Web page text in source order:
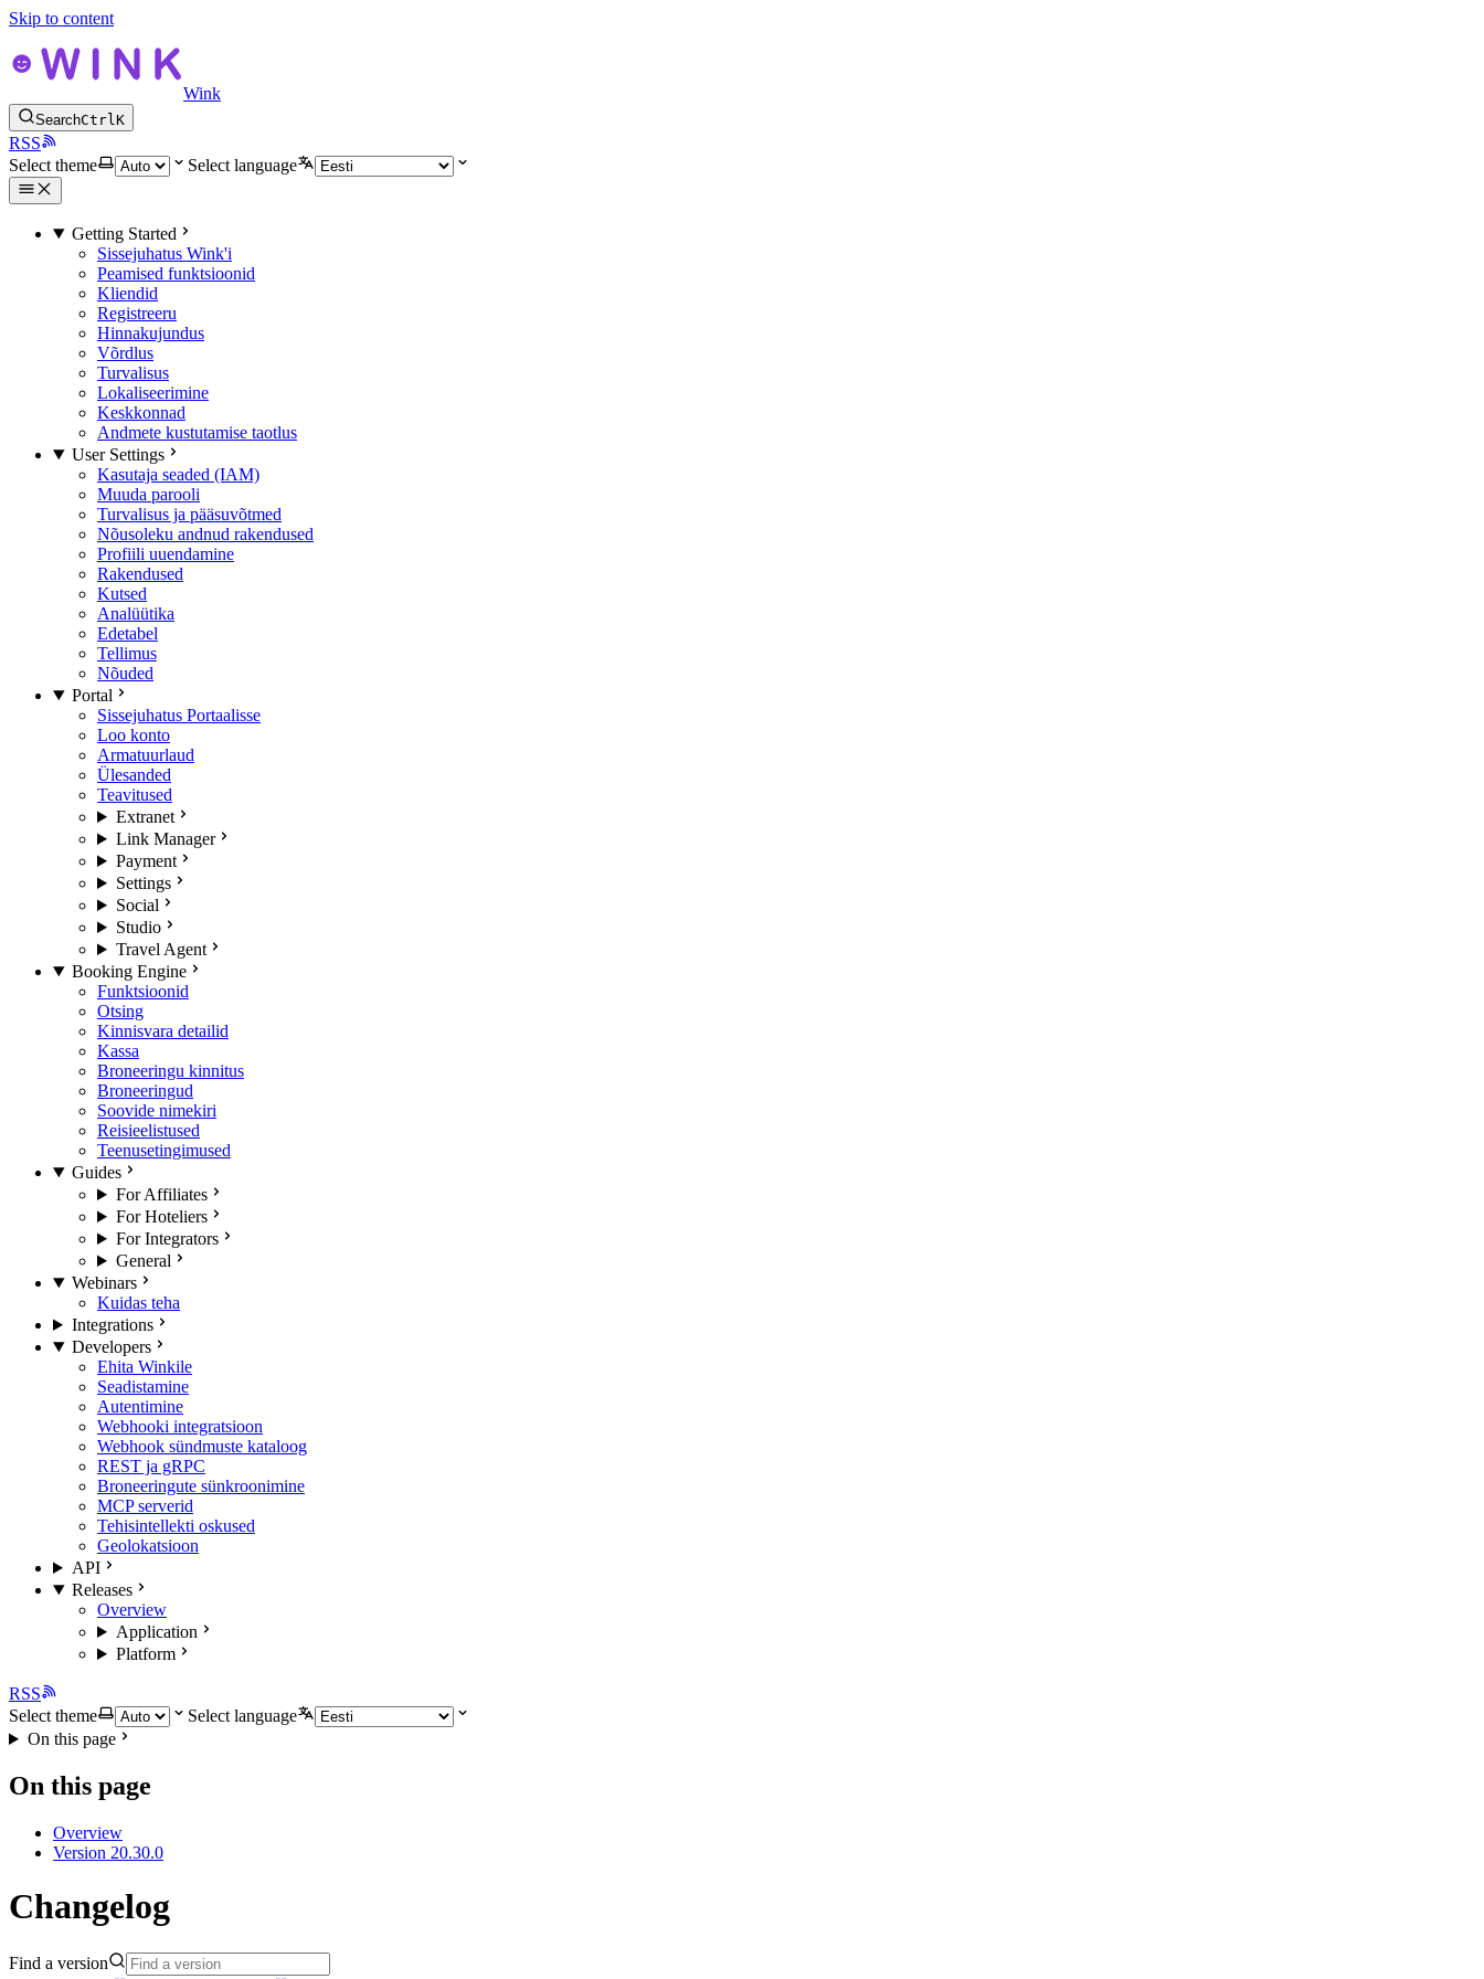
Skip to content
Wink
SearchCtrlK
RSS
Select theme
Select language
Getting Started
Sissejuhatus Wink'i
Peamised funktsioonid
Kliendid
Registreeru
Hinnakujundus
Võrdlus
Turvalisus
Lokaliseerimine
Keskkonnad
Andmete kustutamise taotlus
User Settings
Kasutaja seaded (IAM)
Muuda parooli
Turvalisus ja pääsuvõtmed
Nõusoleku andnud rakendused
Profiili uuendamine
Rakendused
Kutsed
Analüütika
Edetabel
Tellimus
Nõuded
Portal
Sissejuhatus Portaalisse
Loo konto
Armatuurlaud
Ülesanded
Teavitused
Extranet
Link Manager
Payment
Settings
Social
Studio
Travel Agent
Booking Engine
Funktsioonid
Otsing
Kinnisvara detailid
Kassa
Broneeringu kinnitus
Broneeringud
Soovide nimekiri
Reisieelistused
Teenusetingimused
Guides
For Affiliates
For Hoteliers
For Integrators
General
Webinars
Kuidas teha
Integrations
Developers
Ehita Winkile
Seadistamine
Autentimine
Webhooki integratsioon
Webhook sündmuste kataloog
REST ja gRPC
Broneeringute sünkroonimine
MCP serverid
Tehisintellekti oskused
Geolokatsioon
API
Releases
Overview
Application
Platform
RSS
Select theme
Select language
On this page
On this page
Overview
Version 20.30.0
Changelog
Find a version